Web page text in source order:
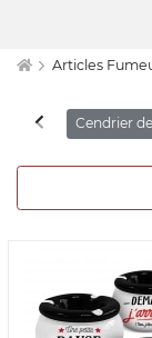
décoration
fonctionnalité
de décoration,
bohème ou
symbole
Articles
Cendrier